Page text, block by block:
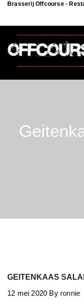
Brasserij Offcourse -
GEITENKAAS
12 mei 2020 By ronnie